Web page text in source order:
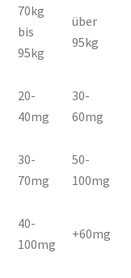
70kg
bis
95kg
über
95kg
20-
40mg
30-
60mg
30-
70mg
50-
100mg
40-
100mg
+60mg